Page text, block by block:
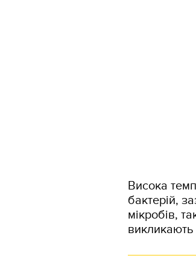
Висока
бактерій,
мікробів,
викликають